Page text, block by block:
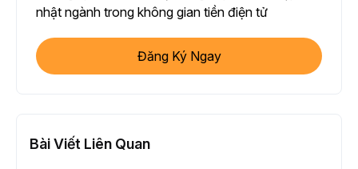
nhật ngành trong không gian tiền điện tử
Đăng Ký Ngay
Bài Viết Liên Quan